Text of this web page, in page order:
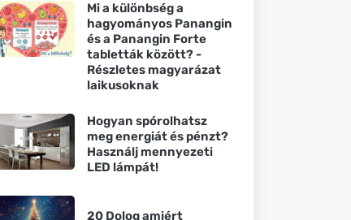
Mi a különbség a
hagyományos Panangin
és a Panangin Forte
tabletták között? -
Részletes magyarázat
laikusoknak
Hogyan spórolhatsz
meg energiát és pénzt?
Használj mennyezeti
LED lámpát!
20 Dolog amiért